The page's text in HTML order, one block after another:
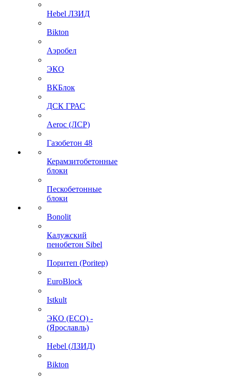
Hebel ЛЗИД
Bikton
Аэробел
ЭКО
ВКБлок
ДСК ГРАС
Aeroc (ЛСР)
Газобетон 48
Керамзитобетонные
блоки
Пескобетонные
блоки
Bonolit
Калужский
пенобетон Sibel
Поритеп (Poritep)
EuroBlock
Istkult
ЭКО (ECO) -
(Ярославль)
Hebel (ЛЗИД)
Bikton